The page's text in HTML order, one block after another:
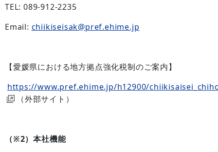
TEL: 089‐912‐2235
Email: chiikiseisak@pref.ehime.jp
【愛媛県における地方拠点強化税制のご案内】
https://www.pref.ehime.jp/h12900/
（外部サイト）
（※2）本社機能